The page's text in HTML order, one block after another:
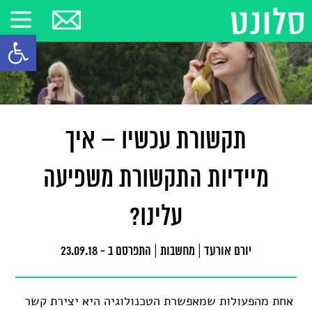
פתח
תקשורת עכשיו – איך
מיידיות התקשורת משפיעה
עלינו?
יורם אורעד מחשבות התפרסם ב - 23.09.18
אחת מהפעולות שמאפשרת הטכנולוגיה היא יצירת קשר